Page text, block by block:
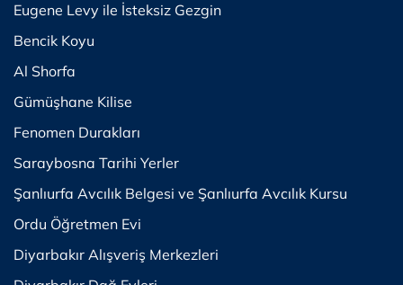
Eugene Levy ile İsteksiz Gezgin
Bencik Koyu
Al Shorfa
Gümüşhane Kilise
Fenomen Durakları
Saraybosna Tarihi Yerler
Şanlıurfa Avcılık Belgesi ve Şanlıurfa Avcılık Kursu
Ordu Öğretmen Evi
Diyarbakır Alışveriş Merkezleri